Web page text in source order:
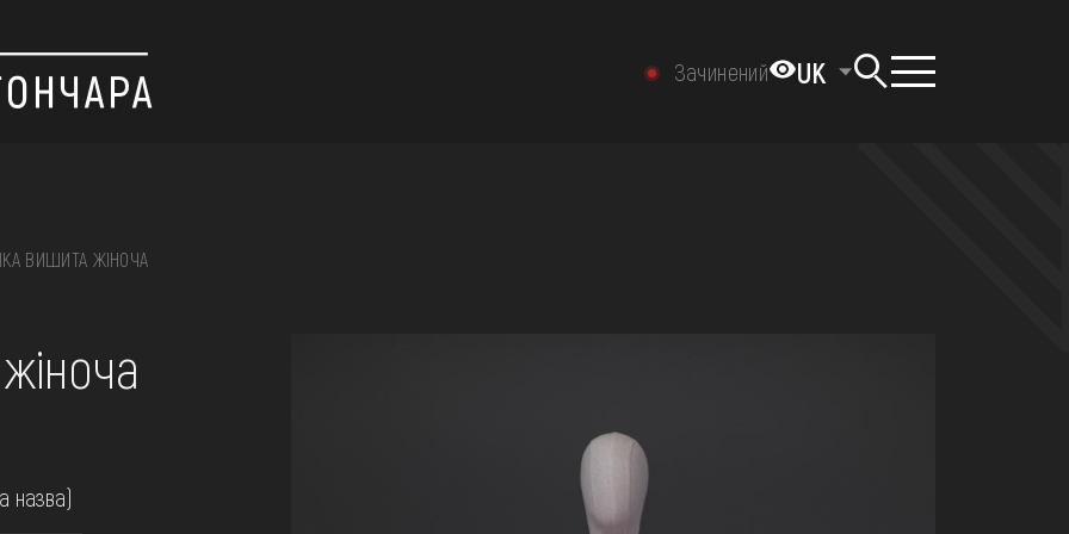
Зачинений UK
ВИШИТА ЖІНОЧА
назва)